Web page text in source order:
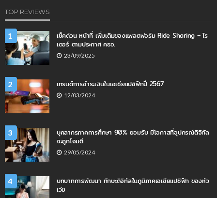
TOP REVIEWS
1
เช็คด่วน หน้าที่ เพิ่มเติมของแพลตฟอร์ม Ride Sharing – ไร
เดอร์ ตามประกาศ คธอ.
23/09/2025
2 เทรนด์การชำระเงินในเอเชียแปซิฟิกปี 2567
12/03/2024
3
บุคลากรภาคการศึกษา 90% ยอมรับ มีโอกาสที่อุปกรณ์ดิจิทัล
จะถูกโจมตี
29/05/2024
4
บทบาทการพัฒนา ทักษะดิจิทัลในภูมิภาคเอเชียแปซิฟิก ของหัว
เว่ย